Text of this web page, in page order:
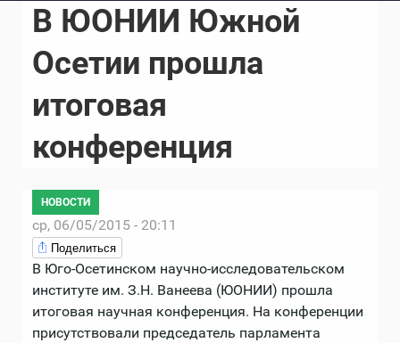
В ЮОНИИ Южной
Осетии прошла
итоговая
конференция
НОВОСТИ
ср, 06/05/2015 - 20:11
Поделиться
В Юго-Осетинском научно-исследовательском
институте им. З.Н. Ванеева (ЮОНИИ) прошла
итоговая научная конференция. На конференции
присутствовали председатель парламента